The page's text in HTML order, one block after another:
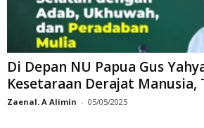
Di Depan NU Papua Gus
Kesetaraan Derajat Manusia,
Zaenal. A Alimin - 05/05/2025